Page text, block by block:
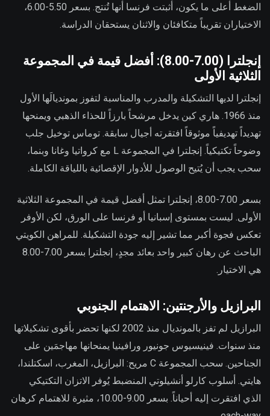
الضغط أعلى ما يكون، أثبتت فرنسا أنها تُنتج. بسعر 5.50-6.00،
الاختياران تقريباً متكافئان والاثنان يستحقان الدراسة.
إنجلترا (7.00-8.00): أفضل قيمة في المجموعة
الثلاثية الأولى
إنجلترا لديها التشكيلة والمدرب والمناسبة لتفوز بمونديالَها الأول
منذ 1966. هاري كين يدخل مرشحاً بارزاً للحذاء الذهبي ويمنحها
تهديداً تهديفياً موثوقاً افتقرته أجيال سابقة. توماس توخيل جلب
وضوحاً تكتيكياً. إنجلترا في المجموعة L مع كرواتيا وغانا وبنما،
سحب يجب أن يُتيح الوصول للأدوار الإقصائية باللياقة الكاملة.
بسعر 7.00-8.00، إنجلترا تمثل أفضل قيمة في المجموعة الثلاثية
الأولى. ليست بمستوى إسبانيا أو فرنسا على الورق، لكن الأوفر
تعكس فجوة أكبر مما تشير إليه جودة التشكيلة. للمراهن الكويتي
الباحث عن رهان كبير واحد بعائد مجدٍ، إنجلترا بسعر 7.00-8.00
هي الاختيار.
البرازيل والأرجنتين: الاهتمام الجنوبي
البرازيل لم تفز بالمونديال منذ 2002 لكنها تحضر بأقوى تشكيلاتها
منذ سنوات. فينيسيوس جونيور ورافينيا يمنحانها مهاجمَين على
الجناحين. سحب المجموعة C مريح: البرازيل، المغرب، اسكتلندا،
هايتي. أسلوب كارلو أنشيلوتي المنضبط يُوفر الاتزان التكتيكي
الذي افتقرت إليه أحياناً. بسعر 9.00-10.00، مثيرة للاهتمام كرهان